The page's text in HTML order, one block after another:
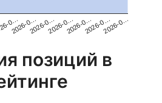
0…
2026-0…2026-0…2026-0…2026-0…2026-0…2026-0…
позиций в